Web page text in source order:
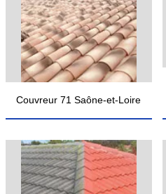
Couvreur 71 Saône-et-Loire